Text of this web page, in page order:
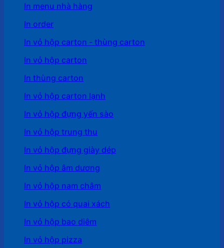
In menu nhà hàng
In order
In vỏ hộp carton - thùng carton
In vỏ hộp carton
In thùng carton
In vỏ hộp carton lạnh
In vỏ hộp đựng yến sào
In vỏ hộp trung thu
In vỏ hộp đựng giày dép
In vỏ hộp âm dương
In vỏ hộp nam châm
In vỏ hộp có quai xách
In vỏ hộp bao diêm
In vỏ hộp pizza